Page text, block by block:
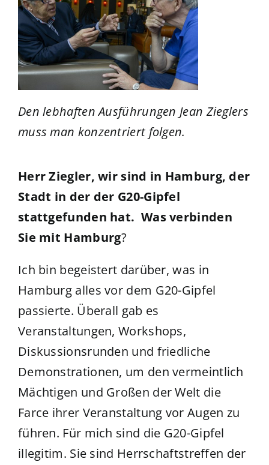
Den lebhaften Ausführungen Jean Zieglers
muss man konzentriert folgen.
Herr Ziegler, wir sind in Hamburg, der
Stadt in der der G20-Gipfel
stattgefunden hat. Was verbinden
Sie mit Hamburg?
Ich bin begeistert darüber, was in
Hamburg alles vor dem G20-Gipfel
passierte. Überall gab es
Veranstaltungen, Workshops,
Diskussionsrunden und friedliche
Demonstrationen, um den vermeintlich
Mächtigen und Großen der Welt die
Farce ihrer Veranstaltung vor Augen zu
führen. Für mich sind die G20-Gipfel
illegitim. Sie sind Herrschaftstreffen der